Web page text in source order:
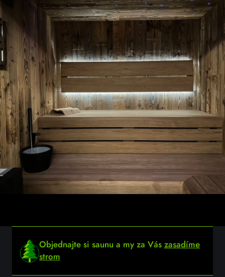
Objednajte si saunu a my za Vás zasadíme
strom